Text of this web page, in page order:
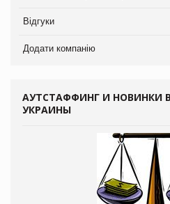
Відгуки
Додати компанію
АУТСТАФФИНГ И НОВИНКИ
УКРАИНЫ